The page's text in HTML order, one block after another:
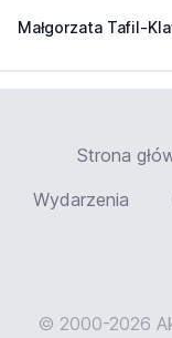
Małgorzata Tafil-
Strona
Wydarzenia
© 2000-2026